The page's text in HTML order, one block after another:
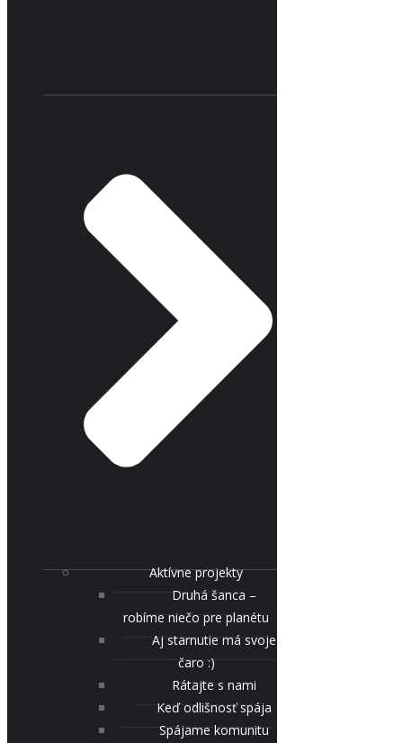
Aktívne projekty
Druhá šanca –
robíme niečo pre planétu
Aj starnutie má svoje
čaro :)
Rátajte s nami
Keď odlišnosť spája
Spájame komunitu